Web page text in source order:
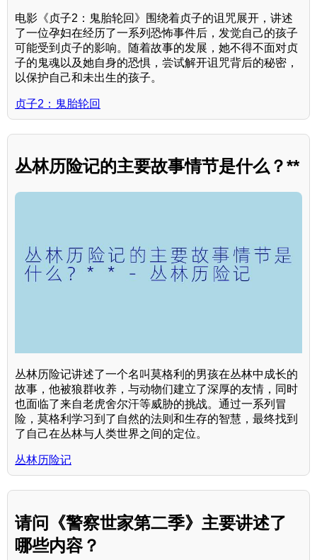
电影《贞子2：鬼胎轮回》围绕着贞子的诅咒展开，讲述
了一位孕妇在经历了一系列恐怖事件后，发觉自己的孩子
可能受到贞子的影响。随着故事的发展，她不得不面对贞
子的鬼魂以及她自身的恐惧，尝试解开诅咒背后的秘密，
以保护自己和未出生的孩子。
贞子2：鬼胎轮回
丛林历险记的主要故事情节是什么？**
丛林历险记讲述了一个名叫莫格利的男孩在丛林中成长的
故事，他被狼群收养，与动物们建立了深厚的友情，同时
也面临了来自老虎舍尔汗等威胁的挑战。通过一系列冒
险，莫格利学习到了自然的法则和生存的智慧，最终找到
了自己在丛林与人类世界之间的定位。
丛林历险记
请问《警察世家第二季》主要讲述了
哪些内容？